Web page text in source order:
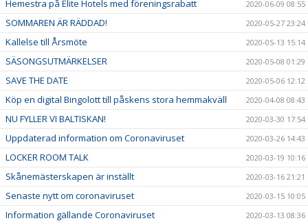
Hemestra på Elite Hotels med föreningsrabatt 2020-06-09 08:55
SOMMAREN ÄR RÄDDAD! 2020-05-27 23:24
Kallelse till Årsmöte 2020-05-13 15:14
SÄSONGSUTMÄRKELSER 2020-05-08 01:29
SAVE THE DATE 2020-05-06 12:12
Köp en digital Bingolott till påskens stora hemmakväll 2020-04-08 08:43
NU FYLLER VI BALTISKAN! 2020-03-30 17:54
Uppdaterad information om Coronaviruset 2020-03-26 14:43
LOCKER ROOM TALK 2020-03-19 10:16
Skånemästerskapen är inställt 2020-03-16 21:21
Senaste nytt om coronaviruset 2020-03-15 10:05
Information gällande Coronaviruset 2020-03-13 08:36